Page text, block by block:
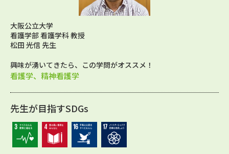
大阪公立大学
看護学部 看護学科 教授
松田 光信 先生
興味が湧いてきたら、この学問がオススメ！
看護学、精神看護学
先生が目指すSDGs